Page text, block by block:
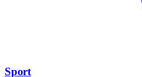
Sport